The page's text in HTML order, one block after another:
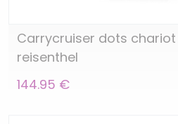
Carrycruiser dots
reisenthel
144.95 €